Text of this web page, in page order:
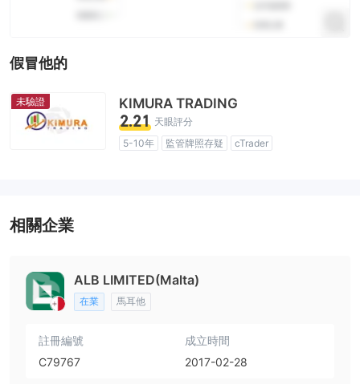
假冒他的
未驗證 KIMURA TRADING
2.21 天眼評分
5-10年
監管牌照存疑
cTrader
相關企業
ALB LIMITED(Malta)
在業 馬耳他
註冊編號
C79767
成立時間
2017-02-28